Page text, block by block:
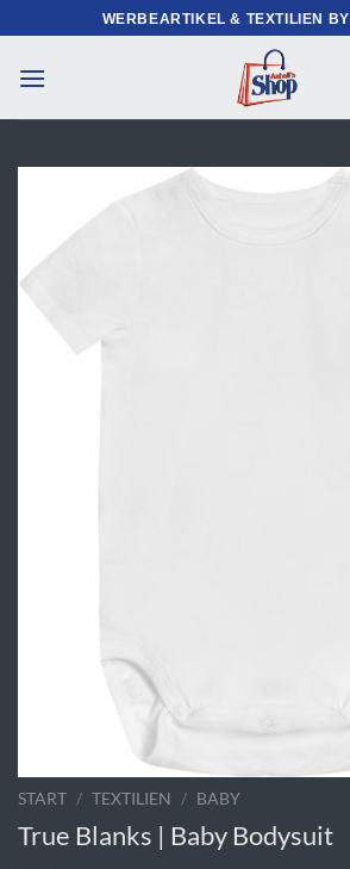
Inhalt
springen
WERBEARTIKEL & TEXTILIEN BY
START / TEXTILIEN / BABY
True Blanks | Baby Bodysuit